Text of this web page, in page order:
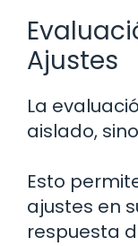
Ajustes
La
aislado,
Esto
ajustes en
respuesta